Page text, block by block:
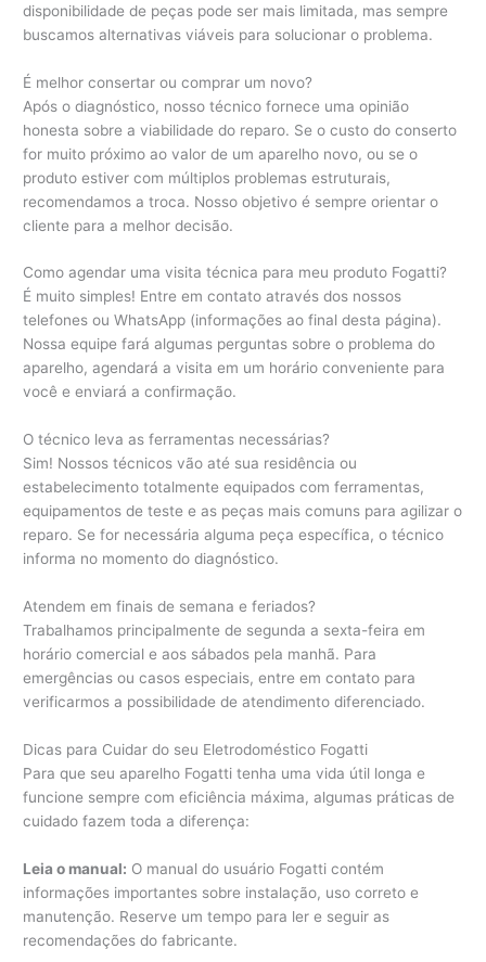
disponibilidade de peças pode ser mais limitada, mas sempre
buscamos alternativas viáveis para solucionar o problema.
É melhor consertar ou comprar um novo?
Após o diagnóstico, nosso técnico fornece uma opinião
honesta sobre a viabilidade do reparo. Se o custo do conserto
for muito próximo ao valor de um aparelho novo, ou se o
produto estiver com múltiplos problemas estruturais,
recomendamos a troca. Nosso objetivo é sempre orientar o
cliente para a melhor decisão.
Como agendar uma visita técnica para meu produto Fogatti?
É muito simples! Entre em contato através dos nossos
telefones ou WhatsApp (informações ao final desta página).
Nossa equipe fará algumas perguntas sobre o problema do
aparelho, agendará a visita em um horário conveniente para
você e enviará a confirmação.
O técnico leva as ferramentas necessárias?
Sim! Nossos técnicos vão até sua residência ou
estabelecimento totalmente equipados com ferramentas,
equipamentos de teste e as peças mais comuns para agilizar o
reparo. Se for necessária alguma peça específica, o técnico
informa no momento do diagnóstico.
Atendem em finais de semana e feriados?
Trabalhamos principalmente de segunda a sexta-feira em
horário comercial e aos sábados pela manhã. Para
emergências ou casos especiais, entre em contato para
verificarmos a possibilidade de atendimento diferenciado.
Dicas para Cuidar do seu Eletrodoméstico Fogatti
Para que seu aparelho Fogatti tenha uma vida útil longa e
funcione sempre com eficiência máxima, algumas práticas de
cuidado fazem toda a diferença:
Leia o manual: O manual do usuário Fogatti contém
informações importantes sobre instalação, uso correto e
manutenção. Reserve um tempo para ler e seguir as
recomendações do fabricante.